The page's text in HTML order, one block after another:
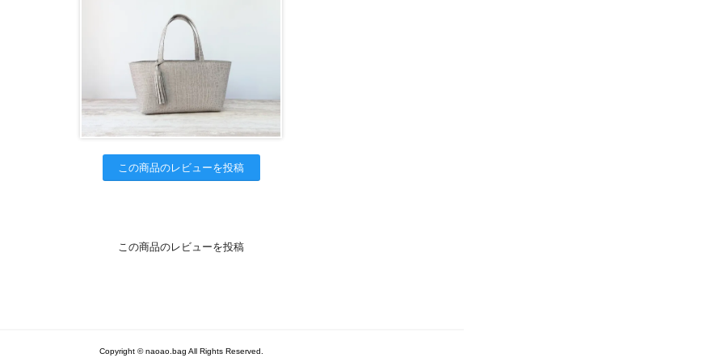
この商品のレビューを投稿
この商品のレビューを投稿
Copyright © naoao.bag All Rights Reserved.